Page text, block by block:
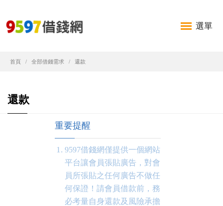
選單
首頁 全部借錢需求 還款
還款
重要提醒
9597借錢網僅提供一個網站
平台讓會員張貼廣告，對會
員所張貼之任何廣告不做任
何保證！請會員借款前，務
必考量自身還款及風險承擔